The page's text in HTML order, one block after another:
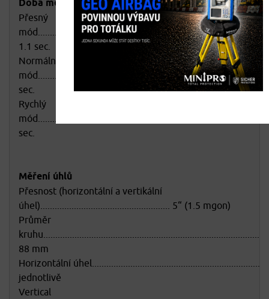
Doba měření na odrazný hranol
Přesný
1.1 sec.
Normální
sec.
Rychlý
sec.
Měření úhlů
Přesnost (horizontální a vertikální
úhel)...................................................... 5“ (1.5 mgon)
Průměr
88 mm
Horizontální
jednotlivě
Vertical